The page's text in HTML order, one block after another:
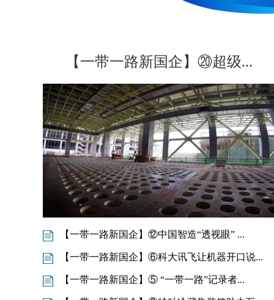
【一带一路新国企】⑳超级...
【一带一路新国企】⑫中国智造“透视眼” ...
【一带一路新国企】⑥科大讯飞让机器开口说...
【一带一路新国企】⑤ “一带一路”记录者...